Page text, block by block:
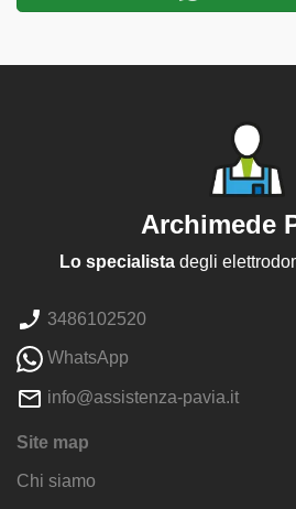
Archimede
Lo specialistadegli
3486102520
WhatsApp
info@assistenza-pavia.it
Site map
Chi siamo